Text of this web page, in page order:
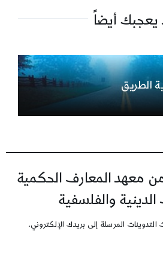
يعجبك أيضاً
الطريق
معهد المعارف الحكمية
الدينية والفلسفية
المرسلة إلى بريدك الإلكتروني.